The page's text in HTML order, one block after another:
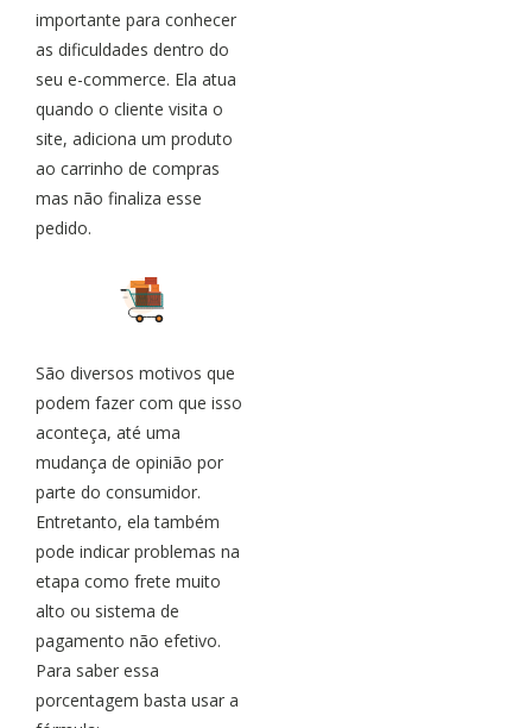
importante para conhecer
as dificuldades dentro do
seu e-commerce. Ela atua
quando o cliente visita o
site, adiciona um produto
ao carrinho de compras
mas não finaliza esse
pedido.
São diversos motivos que
podem fazer com que isso
aconteça, até uma
mudança de opinião por
parte do consumidor.
Entretanto, ela também
pode indicar problemas na
etapa como frete muito
alto ou sistema de
pagamento não efetivo.
Para saber essa
porcentagem basta usar a